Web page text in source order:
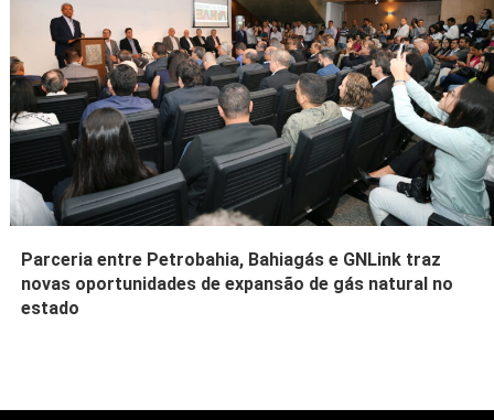
Parceria entre Petrobahia, Bahiagás e GNLink traz
novas oportunidades de expansão de gás natural no
estado